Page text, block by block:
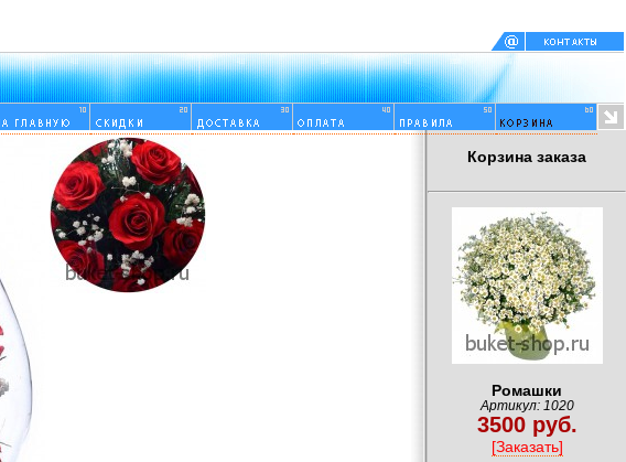
Корзина заказа
Ромашки
Артикул: 1020
3500 руб.
[Заказать]